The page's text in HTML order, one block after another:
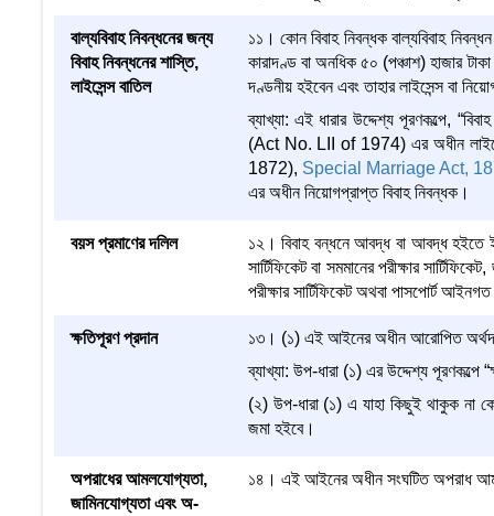
বাল্যবিবাহ নিবন্ধনের জন্য
বিবাহ নিবন্ধনের শাস্তি,
লাইসেন্স বাতিল
১১। কোন বিবাহ নিবন্ধক বাল্যবিবাহ
কারাদণ্ড বা অনধিক ৫০ (পঞ্চাশ) হাজার
দণ্ডনীয় হইবেন এবং তাহার লাইসেন্স বা
ব্যাখ্যা: এই ধারার উদ্দেশ্য পূরণকল্পে,
(Act No. LII of 1974) এর অধীন
1872), Special Marriage Act,
এর অধীন নিয়োগপ্রাপ্ত বিবাহ নিবন্ধক।
বয়স প্রমাণের দলিল
১২। বিবাহ বন্ধনে আবদ্ধ বা আবদ্ধ হইতে
সার্টিফিকেট বা সমমানের পরীক্ষার
পরীক্ষার সার্টিফিকেট অথবা পাসপোর্ট
ক্ষতিপূরণ প্রদান
১৩। (১) এই আইনের অধীন আরোপিত
ব্যাখ্যা: উপ-ধারা (১) এর উদ্দেশ্য পূরণকল্পে
(২) উপ-ধারা (১) এ যাহা কিছুই থাকুক না
জমা হইবে।
অপরাধের আমলযোগ্যতা,
জামিনযোগ্যতা এবং অ-
১৪। এই আইনের অধীন সংঘটিত অপরাধ